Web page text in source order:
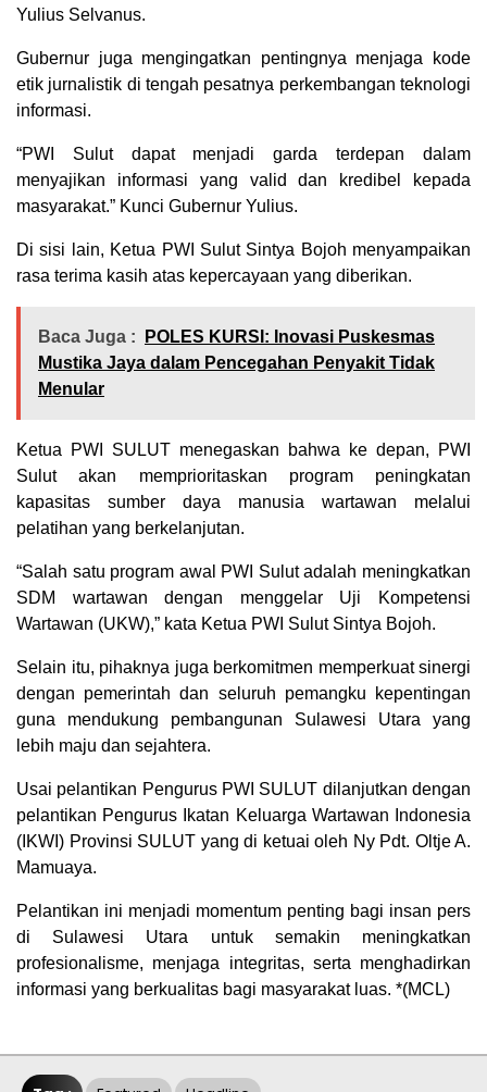
Yulius Selvanus.
Gubernur juga mengingatkan pentingnya menjaga kode
etik jurnalistik di tengah pesatnya perkembangan teknologi
informasi.
“PWI Sulut dapat menjadi garda terdepan dalam
menyajikan informasi yang valid dan kredibel kepada
masyarakat.” Kunci Gubernur Yulius.
Di sisi lain, Ketua PWI Sulut Sintya Bojoh menyampaikan
rasa terima kasih atas kepercayaan yang diberikan.
Baca Juga :
POLES KURSI: Inovasi Puskesmas
Mustika Jaya dalam Pencegahan Penyakit Tidak
Menular
Ketua PWI SULUT menegaskan bahwa ke depan, PWI
Sulut akan memprioritaskan program peningkatan
kapasitas sumber daya manusia wartawan melalui
pelatihan yang berkelanjutan.
“Salah satu program awal PWI Sulut adalah meningkatkan
SDM wartawan dengan menggelar Uji Kompetensi
Wartawan (UKW),” kata Ketua PWI Sulut Sintya Bojoh.
Selain itu, pihaknya juga berkomitmen memperkuat sinergi
dengan pemerintah dan seluruh pemangku kepentingan
guna mendukung pembangunan Sulawesi Utara yang
lebih maju dan sejahtera.
Usai pelantikan Pengurus PWI SULUT dilanjutkan dengan
pelantikan Pengurus Ikatan Keluarga Wartawan Indonesia
(IKWI) Provinsi SULUT yang di ketuai oleh Ny Pdt. Oltje A.
Mamuaya.
Pelantikan ini menjadi momentum penting bagi insan pers
di Sulawesi Utara untuk semakin meningkatkan
profesionalisme, menjaga integritas, serta menghadirkan
informasi yang berkualitas bagi masyarakat luas. *(MCL)